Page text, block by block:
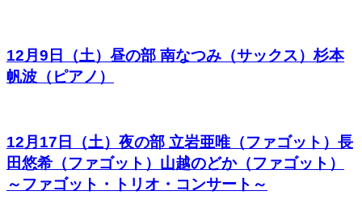
12月9日（土）昼の部 南なつみ（サックス）杉本
帆波（ピアノ）
12月17日（土）夜の部 立岩亜唯（ファゴット）長
田悠希（ファゴット）山越のどか（ファゴット）
～ファゴット・トリオ・コンサート～